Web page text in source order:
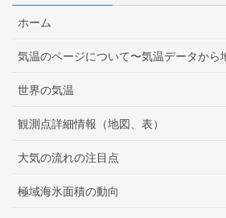
ホーム
気温のページについて〜気温データから
世界の気温
観測点詳細情報（地図、表）
大気の流れの注目点
極域海氷面積の動向